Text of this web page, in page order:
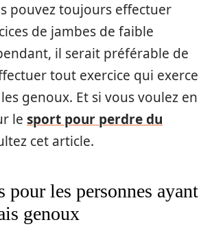
pouvez toujours effectuer
de jambes de faible
il serait préférable de
tout exercice qui exerce
genoux. Et si vous voulez en
le sport pour perdre du
cet article.
pour les personnes ayant
genoux